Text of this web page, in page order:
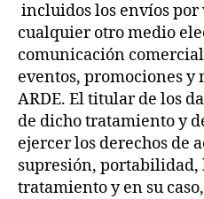
incluidos los envíos
cualquier otro medio
comunicación
eventos, promociones y
ARDE. El titular de los
de dicho tratamiento y
ejercer los derechos de
supresión,
tratamiento y en su